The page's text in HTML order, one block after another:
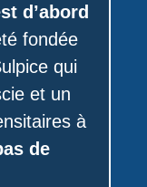
d’abord
fondée
qui
et un
à
de